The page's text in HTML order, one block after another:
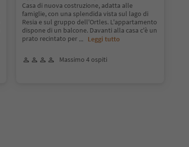
Casa di nuova costruzione, adatta alle
famiglie, con una splendida vista sul lago di
Resia e sul gruppo dell'Ortles. L'appartamento
dispone di un balcone. Davanti alla casa c'è un
prato recintato per ... Leggi tutto
Massimo 4 ospiti